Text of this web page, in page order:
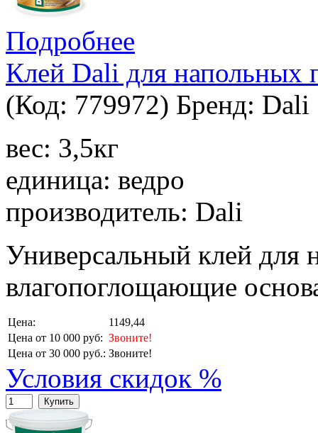
Подробнее
Клей Dali для напольных
(Код: 779972) Бренд: Dali
вес: 3,5кг
единица: ведро
производитель: Dali
Универсальный клей
влагопоглощающие
Цена:
1149,44
Цена от 10 000 руб: Звоните!
Цена от 30 000 руб.: Звоните!
Условия скидок %
Купить